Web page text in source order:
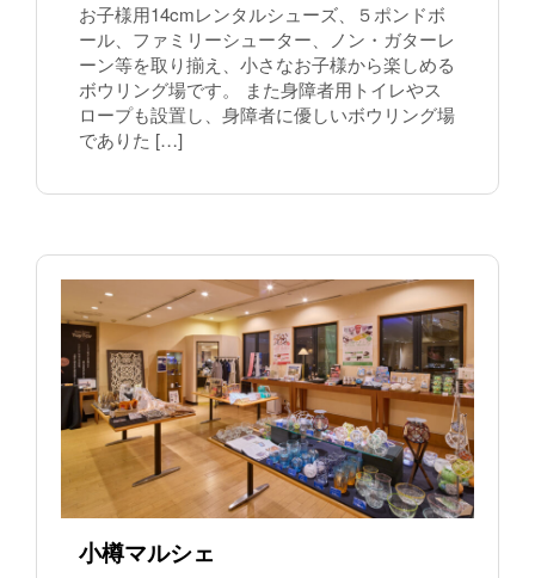
お子様用14cmレンタルシューズ、５ポンドボ
ール、ファミリーシューター、ノン・ガターレ
ーン等を取り揃え、小さなお子様から楽しめる
ボウリング場です。 また身障者用トイレやス
ロープも設置し、身障者に優しいボウリング場
でありた […]
小樽マルシェ